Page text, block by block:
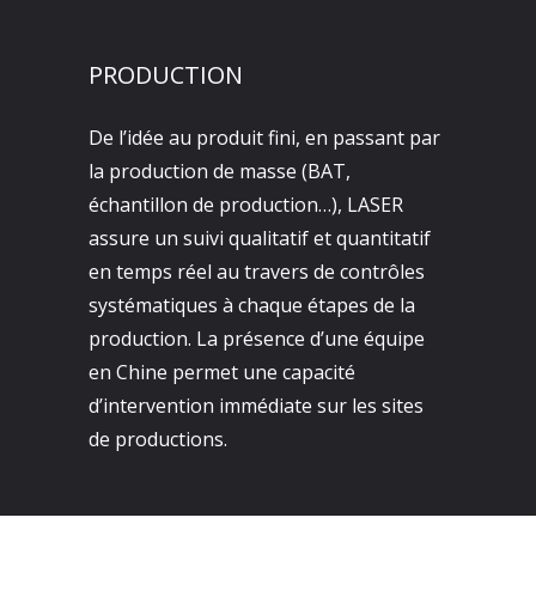
PRODUCTION
De l’idée au produit fini, en passant par
la production de masse (BAT,
échantillon de production…), LASER
assure un suivi qualitatif et quantitatif
en temps réel au travers de contrôles
systématiques à chaque étapes de la
production. La présence d’une équipe
en Chine permet une capacité
d’intervention immédiate sur les sites
de productions.